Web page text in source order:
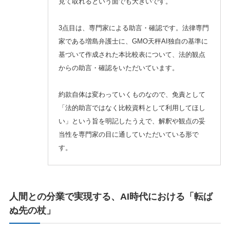
3点目は、専門家による助言・確認です。法律専門
家である増島弁護士に、GMO天秤AI独自の基準に
基づいて作成された本比較表について、法的観点
からの助言・確認をいただいています。
約款自体は変わっていくものなので、免責として
「法的助言ではなく比較資料として利用してほし
い」という旨を明記したうえで、解釈や観点の妥
当性を専門家の目に通していただいている形で
す。
人間との分業で実現する、AI時代における「転ば
ぬ先の杖」